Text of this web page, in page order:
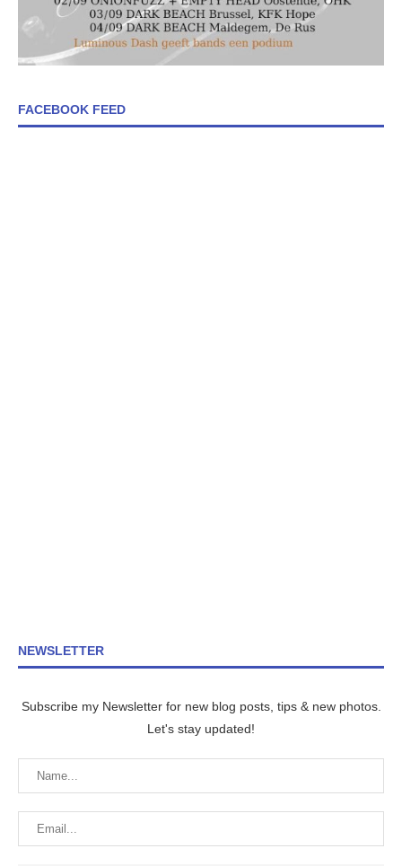
FACEBOOK FEED
NEWSLETTER
Subscribe my Newsletter for new blog posts, tips & new photos.
Let's stay updated!